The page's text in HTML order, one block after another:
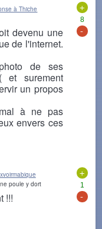
+
8
-
à Thiche
devenu une
de l'internet.
de ses
et surement
un propos
à ne pas
envers ces
+
1
-
poule y dort
!!!